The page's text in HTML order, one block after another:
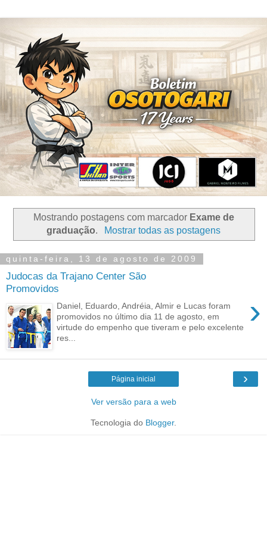
Mostrando postagens com marcador Exame de
graduação. Mostrar todas as postagens
quinta-feira, 13 de agosto de 2009
Judocas da Trajano Center São
Promovidos
›
Daniel, Eduardo, Andréia, Almir e Lucas foram
promovidos no último dia 11 de agosto, em
virtude do empenho que tiveram e pelo excelente
res...
›
Página inicial
Ver versão para a web
Tecnologia do Blogger.